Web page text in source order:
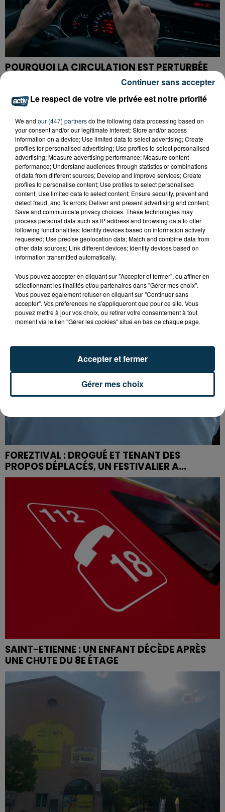
POURQUOI LA CIRCULATION EST PERTURBÉE
TOUTE LA JOURNÉE SUR L'A47 ?
QUI EST CET ANCIEN VERT QUI DÉBARQUE
AVEC LE MAILLOT DE L'ASSE DANS...
FOREZTIVAL : DROGUÉ ET TENANT DES
PROPOS DÉPLACÉS, UN FESTIVALIER A...
SAINT-ETIENNE : UN ENFANT DÉCÈDE APRÈS
UNE CHUTE DU 8E ÉTAGE
Le respect de votre vie privée est notre priorité
We and our (447) partnersdo the following data processing based on
your consent and/or our legitimate interest: Store and/or access
information on a device; Use limited data to select advertising; Create
profiles for personalised advertising; Use profiles to select personalised
advertising; Measure advertising performance; Measure content
performance; Understand audiences through statistics or combinations
of data from different sources; Develop and improve services; Create
profiles to personalise content; Use profiles to select personalised
content; Use limited data to select content; Ensure security, prevent and
detect fraud, and fix errors; Deliver and present advertising and content;
Save and communicate privacy choices. These technologies may
process personal data such as IP address and browsing data to offer
following functionalities: Identify devices based on information actively
requested; Use precise geolocation data; Match and combine data from
other data sources; Link different devices; Identify devices based on
information transmitted automatically.
Vous pouvez accepter en cliquant sur "Accepter et fermer", ou affiner en
sélectionnant les finalités et/ou partenaires dans "Gérer mes choix".
Vous pouvez également refuser en cliquant sur "Continuer sans
accepter". Vos préférences ne s'appliqueront que pour ce site. Vous
pouvez mettre à jour vos choix, ou retirer votre consentement à tout
moment via le lien "Gérer les cookies" situé en bas de chaque page.
Gérer mes choix
Accepter et fermer
Continuer sans accepter